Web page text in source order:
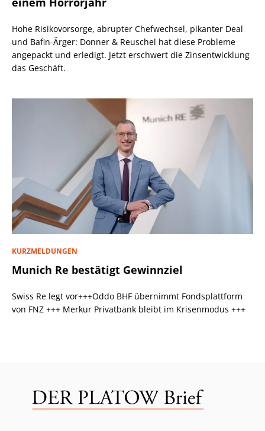
Hohe Risikovorsorge, abrupter Chefwechsel, pikanter Deal
und Bafin-Ärger: Donner & Reuschel hat diese Probleme
angepackt und erledigt. Jetzt erschwert die Zinsentwicklung
das Geschäft.
KURZMELDUNGEN
Munich Re bestätigt Gewinnziel
Swiss Re legt vor+++Oddo BHF übernimmt Fondsplattform
von FNZ +++ Merkur Privatbank bleibt im Krisenmodus +++